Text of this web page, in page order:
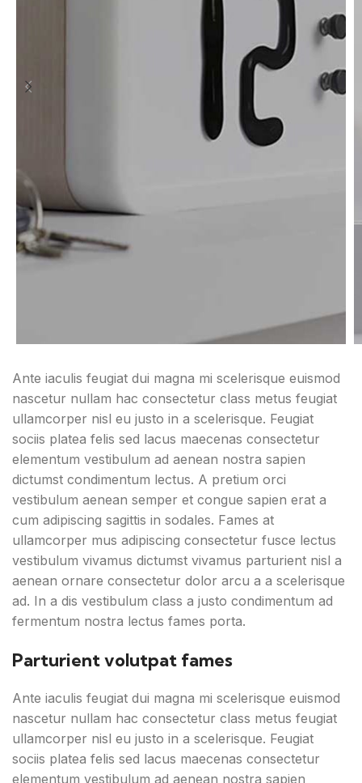
Ante iaculis feugiat dui magna mi scelerisque euismod
nascetur nullam hac consectetur class metus feugiat
ullamcorper nisl eu justo in a scelerisque. Feugiat
sociis platea felis sed lacus maecenas consectetur
elementum vestibulum ad aenean nostra sapien
dictumst condimentum lectus. A pretium orci
vestibulum aenean semper et congue sapien erat a
cum adipiscing sagittis in sodales. Fames at
ullamcorper mus adipiscing consectetur fusce lectus
vestibulum vivamus dictumst vivamus parturient nisl a
aenean ornare consectetur dolor arcu a a scelerisque
ad. In a dis vestibulum class a justo condimentum ad
fermentum nostra lectus fames porta.
Parturient volutpat fames
Ante iaculis feugiat dui magna mi scelerisque euismod
nascetur nullam hac consectetur class metus feugiat
ullamcorper nisl eu justo in a scelerisque. Feugiat
sociis platea felis sed lacus maecenas consectetur
elementum vestibulum ad aenean nostra sapien